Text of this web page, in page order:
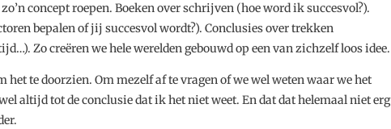
concept roepen. Boeken over schrijven (hoe word ik succesvol?).
bepalen of jij succesvol wordt?). Conclusies over trekken
Zo creëren we hele werelden gebouwd op een van zichzelf loos idee.
het te doorzien. Om mezelf af te vragen of we wel weten waar we het
altijd tot de conclusie dat ik het niet weet. En dat dat helemaal niet erg